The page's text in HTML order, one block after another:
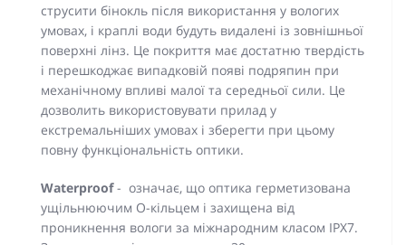
струсити бінокль після використання у вологих
умовах, і краплі води будуть видалені із зовнішньої
поверхні лінз. Це покриття має достатню твердість
і перешкоджає випадковій появі подряпин при
механічному впливі малої та середньої сили. Це
дозволить використовувати прилад у
екстремальніших умовах і зберегти при цьому
повну функціональність оптики.
Waterproof- означає, що оптика герметизована
ущільнюючим О-кільцем і захищена від
проникнення вологи за міжнародним класом IPX7.